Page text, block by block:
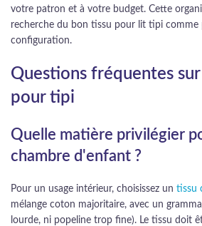
votre patron et à votre budget. Cette
recherche du bon tissu pour lit tipi
configuration.
Questions fréquentes sur
pour tipi
Quelle matière privilégier
chambre d'enfant ?
Pour un usage intérieur, choisissez un tissu
mélange coton majoritaire, avec un
lourde, ni popeline trop fine). Le tissu doit